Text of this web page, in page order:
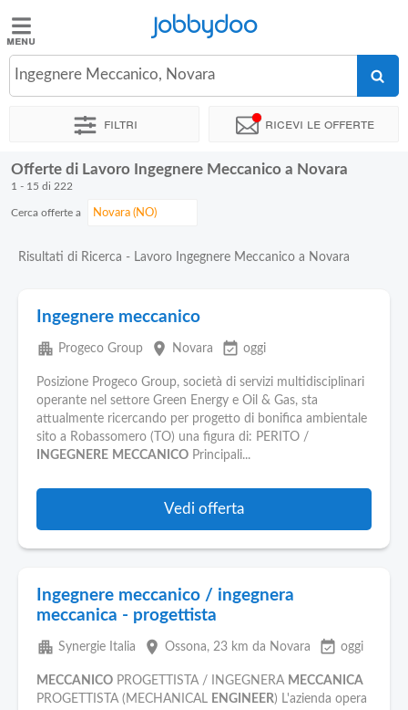
Jobbydoo
Offerte
Stipendi
professioni
Blog
Pubblica
Offerte
Area
Jobbydoo
Ingegnere Meccanico, Novara
Filtri Ricevi le offerte
Offerte di Lavoro Ingegnere Meccanico a Novara
1 - 15 di 222
Cerca offerte a
Risultati di Ricerca - Lavoro Ingegnere Meccanico a Novara
Ingegnere meccanico
apartment Progeco Group place Novara event_available oggi
Posizione Progeco Group, società di servizi multidisciplinari
operante nel settore Green Energy e Oil & Gas, sta
attualmente ricercando per progetto di bonifica ambientale
sito a Robassomero (TO) una figura di: PERITO /
INGEGNERE MECCANICO Principali...
Vedi offerta
Ingegnere meccanico / ingegnera
meccanica - progettista
apartment Synergie Italia place Ossona, 23 km da Novara event_available oggi
MECCANICO PROGETTISTA / INGEGNERA MECCANICA
PROGETTISTA (MECHANICAL ENGINEER) L'azienda opera